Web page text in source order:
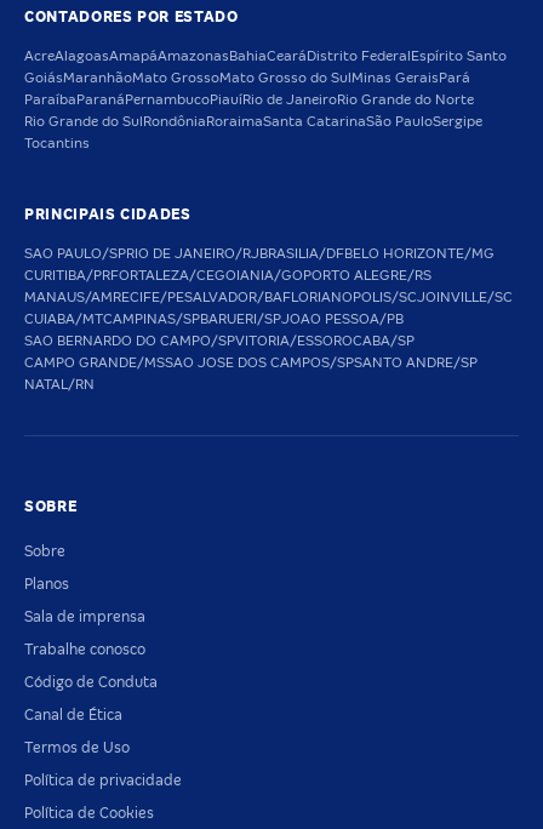
CONTADORES POR ESTADO
AcreAlagoasAmapáAmazonas BahiaCeará Distrito Federal Espírito Santo
GoiásMaranhãoMato GrossoMato Grosso do Sul Minas Gerais Pará
Paraíba Paraná PernambucoPiauíRio de JaneiroRio Grande do Norte
Rio Grande do Sul Rondônia RoraimaSanta CatarinaSão PauloSergipe
Tocantins
PRINCIPAIS CIDADES
SAO PAULO/SPRIO DE JANEIRO/RJBRASILIA/DFBELO HORIZONTE/MG
CURITIBA/PRFORTALEZA/CEGOIANIA/GOPORTO ALEGRE/RS
MANAUS/AMRECIFE/PESALVADOR/BAFLORIANOPOLIS/SCJOINVILLE/SC
CUIABA/MTCAMPINAS/SPBARUERI/SPJOAO PESSOA/PB
SAO BERNARDO DO CAMPO/SPVITORIA/ESSOROCABA/SP
CAMPO GRANDE/MSSAO JOSE DOS CAMPOS/SPSANTO ANDRE/SP
NATAL/RN
SOBRE
Sobre
Planos
Sala de imprensa
Trabalhe conosco
Código de Conduta
Canal de Ética
Termos de Uso
Política de privacidade
Política de Cookies